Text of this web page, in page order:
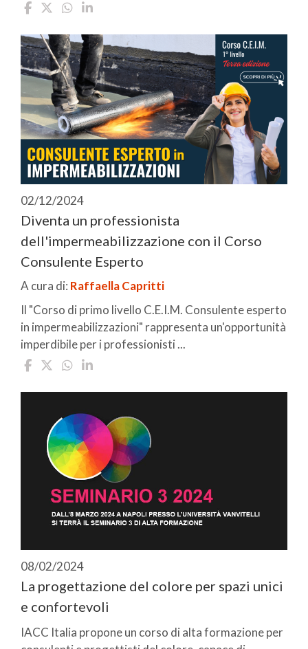
02/12/2024
Diventa un professionista
dell'impermeabilizzazione con il Corso
Consulente Esperto
A cura di: Raffaella Capritti
Il "Corso di primo livello C.E.I.M. Consulente esperto
in impermeabilizzazioni" rappresenta un'opportunità
imperdibile per i professionisti ...
08/02/2024
La progettazione del colore per spazi unici
e confortevoli
IACC Italia propone un corso di alta formazione per